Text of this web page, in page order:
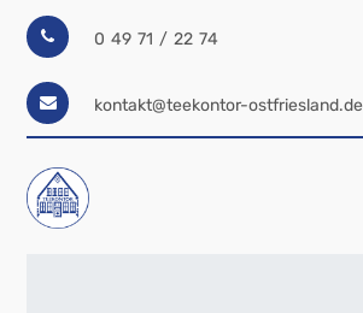
0 49 71 / 22 74
kontakt@teekontor-ostfriesland.de